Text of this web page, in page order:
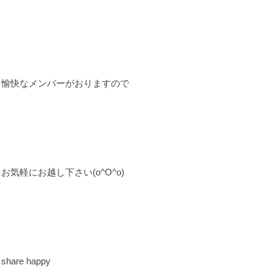
愉快なメンバーがおりますので
お気軽にお越し下さい(o^O^o)
share happy